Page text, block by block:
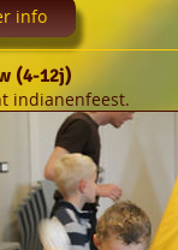
info
(4-12j)
indianenfeest.